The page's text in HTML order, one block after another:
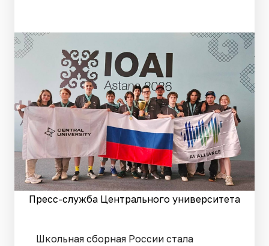
Пресс-служба Центрального университета
Школьная сборная России стала